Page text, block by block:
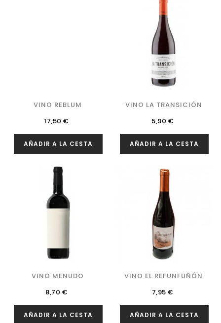
VINO REBLUM
Precio
17,50 €
AÑADIR A LA CESTA
VINO LA TRANSICIÓN
Precio
5,90 €
AÑADIR A LA CESTA
VINO MENUDO
Precio
8,70 €
AÑADIR A LA CESTA
VINO EL REFUNFUÑÓN
Precio
7,95 €
AÑADIR A LA CESTA